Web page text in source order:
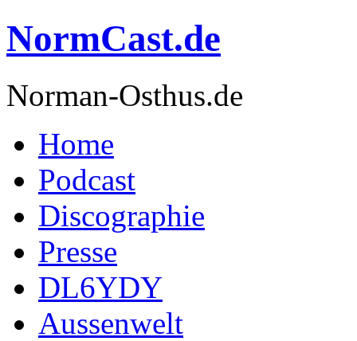
NormCast.de
Norman-Osthus.de
Home
Podcast
Discographie
Presse
DL6YDY
Aussenwelt